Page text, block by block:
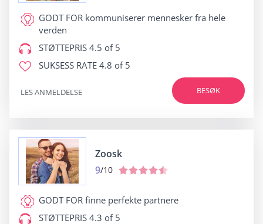
GODT FOR kommuniserer mennesker fra hele
verden
STØTTEPRIS 4.5 of 5
SUKSESS RATE 4.8 of 5
BESØK
LES ANMELDELSE
Zoosk
9/10
GODT FOR finne perfekte partnere
STØTTEPRIS 4.3 of 5